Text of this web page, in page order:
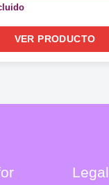
VER PRODUCTO
Legal